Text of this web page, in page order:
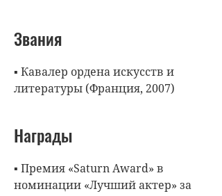
Звания
▪ Кавалер ордена искусств и
литературы (Франция, 2007)
Награды
▪ Премия «Saturn Award» в
номинации «Лучший актер» за